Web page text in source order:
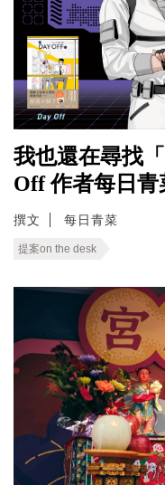
我也還在尋找
Off 作者每日青
撰文 每日青菜
提案on the desk